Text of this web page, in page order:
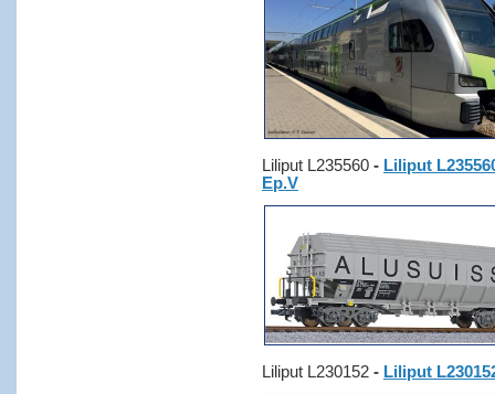
Liliput L235560 - Liliput
Ep.V
Liliput L230152 - Liliput